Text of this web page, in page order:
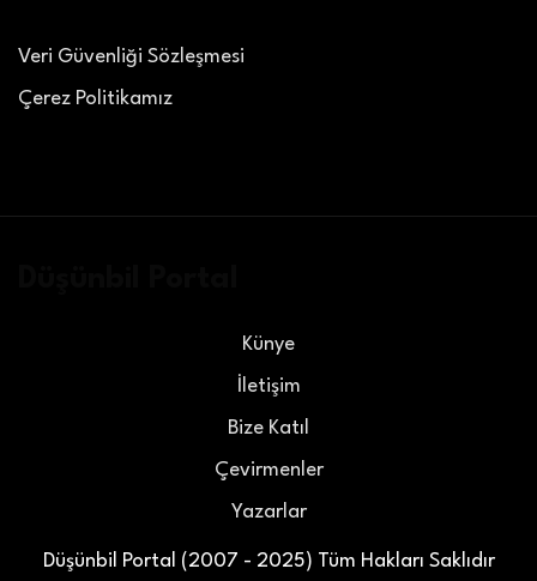
Veri Güvenliği Sözleşmesi
Çerez Politikamız
Düşünbil Portal (2007 - 2025) Tüm Hakları Saklıdır
Künye
İletişim
Bize Katıl
Çevirmenler
Yazarlar